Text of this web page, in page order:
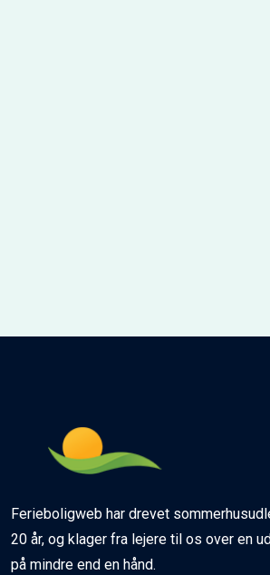
Ferieboligweb har drevet
20 år, og klager fra lejere til os over en
på mindre end en hånd.